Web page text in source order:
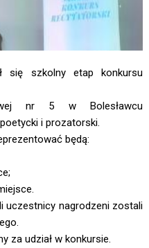
się szkolny etap konkursu
nr 5 w Bolesławcu
i prozatorski.
będą:
uczestnicy nagrodzeni zostali
za udział w konkursie.